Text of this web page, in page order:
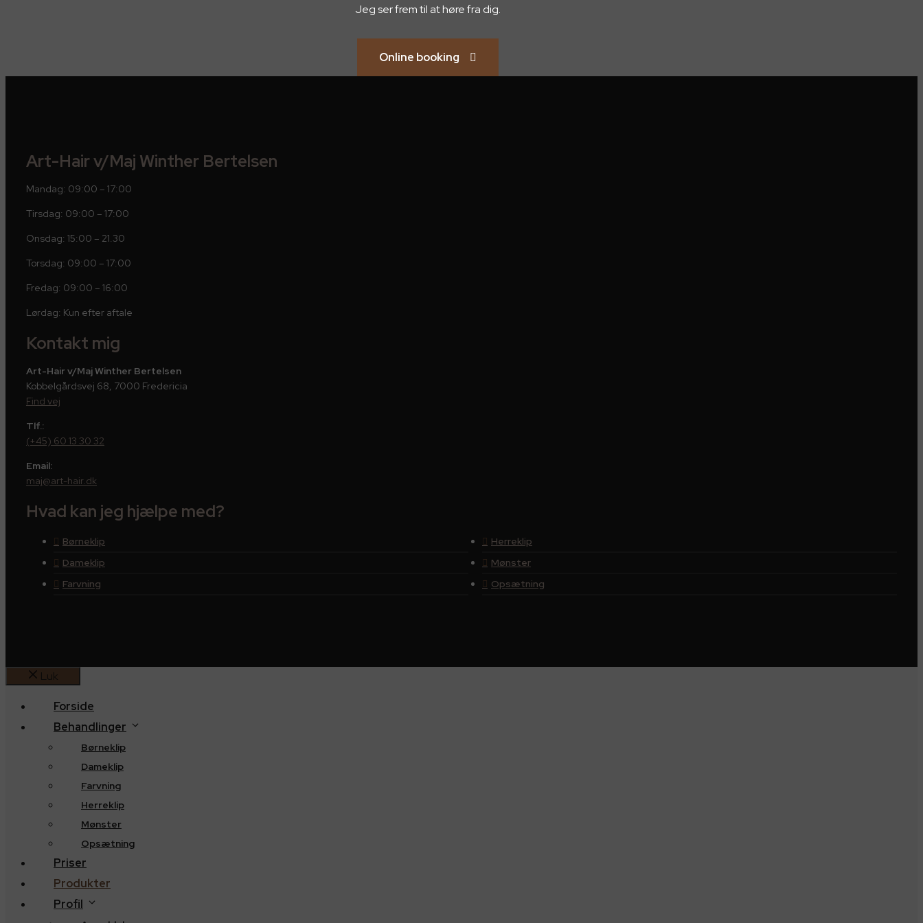
Jeg ser frem til at høre fra dig.
Online booking
Art-Hair v/Maj Winther Bertelsen
Mandag: 09:00 – 17:00
Tirsdag: 09:00 – 17:00
Onsdag: 15:00 – 21.30
Torsdag: 09:00 – 17:00
Fredag: 09:00 – 16:00
Lørdag: Kun efter aftale
Kontakt mig
Art-Hair v/Maj Winther Bertelsen
Kobbelgårdsvej 68, 7000 Fredericia
Find vej
Tlf.:
(+45) 60 13 30 32
Email:
maj@art-hair.dk
Hvad kan jeg hjælpe med?
Børneklip
Dameklip
Farvning
Herreklip
Mønster
Opsætning
Luk
Forside
Behandlinger
Børneklip
Dameklip
Farvning
Herreklip
Mønster
Opsætning
Priser
Produkter
Profil